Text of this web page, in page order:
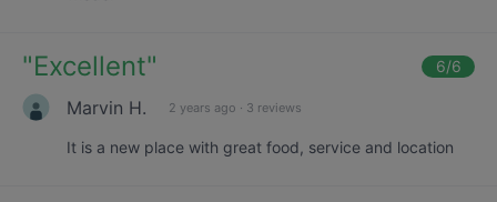
"Excellent" 6/6
Marvin H. 2 years ago · 3 reviews
It is a new place with great food, service and location